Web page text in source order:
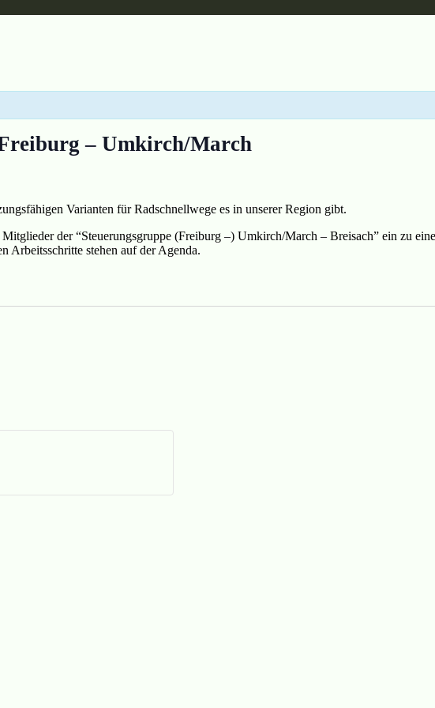
– Umkirch/March
Varianten für Radschnellwege es in unserer Region gibt.
der “Steuerungsgruppe (Freiburg –) Umkirch/March – Breisach” ein zu
Arbeitsschritte stehen auf der Agenda.